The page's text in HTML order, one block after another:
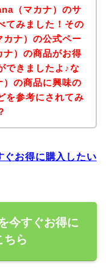
（マカナ）のサ
てみました！その
ナ）の公式ペー
）の商品がお得
できましたよ♪な
の商品に興味の
を参考にされてみ
お得に購入したい
今すぐお得に
ちら